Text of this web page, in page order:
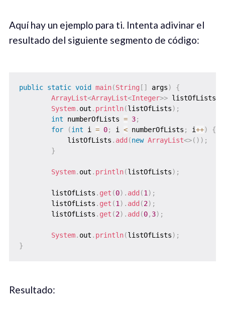
Aquí hay un ejemplo para ti. Intenta adivinar el
resultado del siguiente segmento de código:
public static void main(String [ ] args)
{
ArrayList<ArrayList<Integer>> listOfLists
System. out . println(listOfLists) ;
int numberOfLists = 3;
for
(int i = 0; i < numberOfLists ; i++)
{
            listOfLists
. add (new ArrayList<>( ) ) ;
}
System. out . println(listOfLists) ;
        listOfLists
. get (0) . add (1) ;
        listOfLists
. get (1) . add (2) ;
        listOfLists
. get (2) . add (0, 3) ;
System. out . println(listOfLists) ;
}
Resultado: